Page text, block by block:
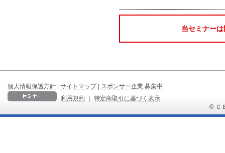
当セミナー
個人情報保護方針 | サイトマップ | スポンサー企業 募集中
利用規約
｜
特定商取引に基づく表示
© Ｃ